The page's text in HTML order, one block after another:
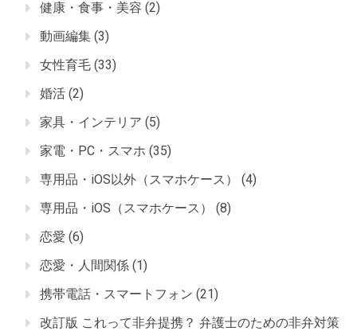
健康・食事・美容 (2)
動画編集 (3)
女性育毛 (33)
婚活 (2)
家具・インテリア (5)
家電・PC・スマホ (35)
専用品・iOS以外（スマホケース）
(4)
専用品・iOS（スマホケース）
(8)
恋愛 (6)
恋愛・人間関係 (1)
携帯電話・スマートフォン (21)
改訂版 これって非弁提携？ 弁護士のための非弁対策